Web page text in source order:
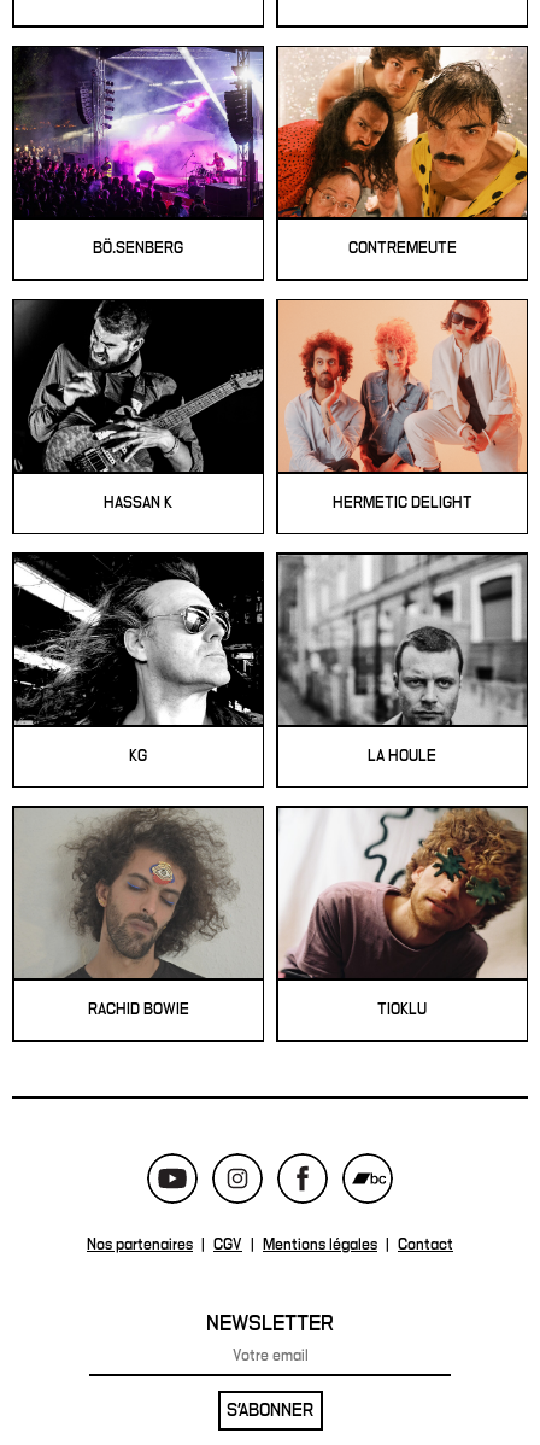
BÖ.SENBERG CONTREMEUTE
HASSAN K HERMETIC DELIGHT
KG LA HOULE
RACHID BOWIE TIOKLU
Nos partenaires CGV Mentions légales Contact
NEWSLETTER
S'ABONNER